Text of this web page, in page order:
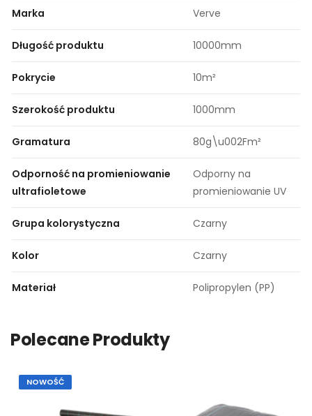
Marka Verve
Długość produktu 10000mm
Pokrycie 10m²
Szerokość produktu 1000mm
Gramatura 80g\u002Fm²
Odporność na promieniowanie
ultrafioletowe
Odporny na
promieniowanie UV
Grupa kolorystyczna Czarny
Kolor Czarny
Materiał Polipropylen (PP)
Polecane Produkty
NOWOŚĆ